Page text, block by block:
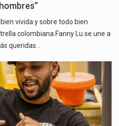
vivida y sobre todo bien
colombiana Fanny Lu se une a
queridas…